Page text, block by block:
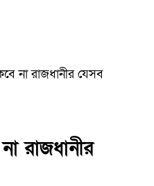
না রাজধানীর যেসব
রাজধানীর